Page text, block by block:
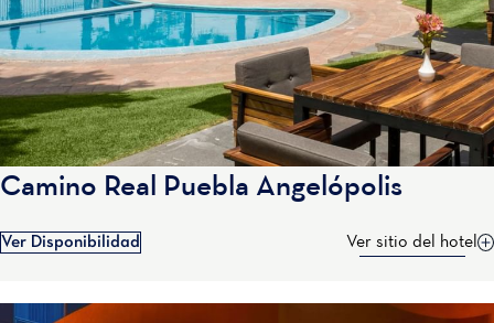
Camino Real Puebla Angelópolis
Ver Disponibilidad Ver sitio del hotel